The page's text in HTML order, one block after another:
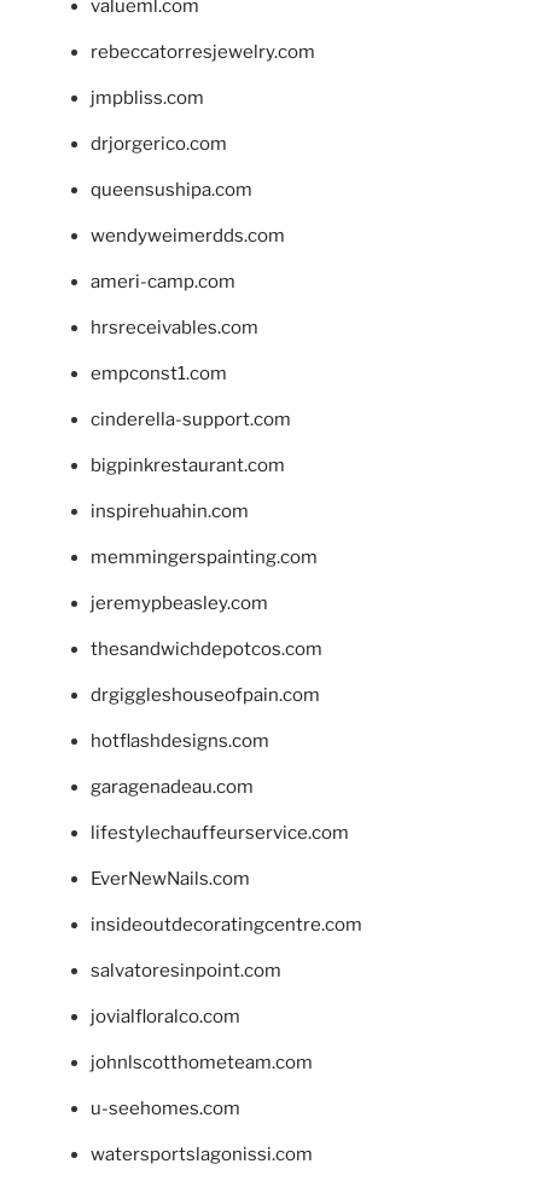
valueml.com
rebeccatorresjewelry.com
jmpbliss.com
drjorgerico.com
queensushipa.com
wendyweimerdds.com
ameri-camp.com
hrsreceivables.com
empconst1.com
cinderella-support.com
bigpinkrestaurant.com
inspirehuahin.com
memmingerspainting.com
jeremypbeasley.com
thesandwichdepotcos.com
drgiggleshouseofpain.com
hotflashdesigns.com
garagenadeau.com
lifestylechauffeurservice.com
EverNewNails.com
insideoutdecoratingcentre.com
salvatoresinpoint.com
jovialfloralco.com
johnlscotthometeam.com
u-seehomes.com
watersportslagonissi.com